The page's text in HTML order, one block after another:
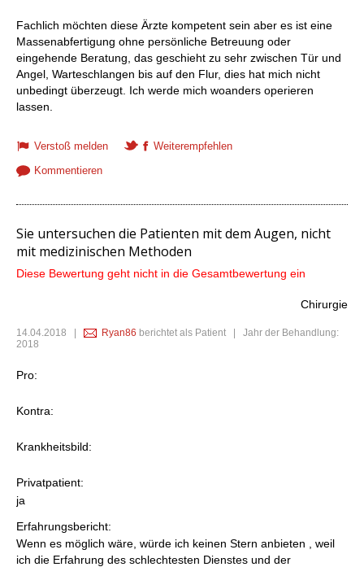
Fachlich möchten diese Ärzte kompetent sein aber es ist eine
Massenabfertigung ohne persönliche Betreuung oder
eingehende Beratung, das geschieht zu sehr zwischen Tür und
Angel, Warteschlangen bis auf den Flur, dies hat mich nicht
unbedingt überzeugt. Ich werde mich woanders operieren
lassen.
Verstoß melden
Weiterempfehlen
Kommentieren
Sie untersuchen die Patienten mit dem Augen, nicht
mit medizinischen Methoden
Diese Bewertung geht nicht in die Gesamtbewertung ein
Chirurgie
14.04.2018 | Ryan86 berichtet als Patient | Jahr der Behandlung:
2018
Pro:
Kontra:
Krankheitsbild:
Privatpatient:
ja
Erfahrungsbericht:
Wenn es möglich wäre, würde ich keinen Stern anbieten , weil
ich die Erfahrung des schlechtesten Dienstes und der